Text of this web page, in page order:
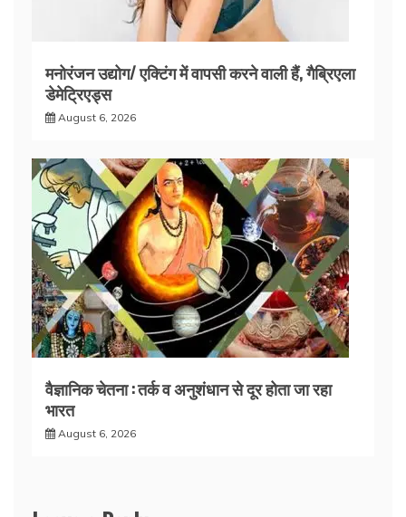
मनोरंजन उद्योग/ एक्टिंग में वापसी करने वाली हैं, गैब्रिएला
डेमेट्रिएड्स
August 6, 2026
वैज्ञानिक चेतना : तर्क व अनुशंधान से दूर होता जा रहा
भारत
August 6, 2026